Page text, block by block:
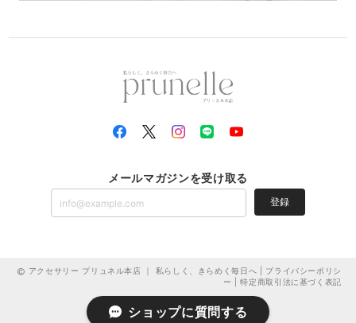
メールマガジンを受け取る
登録
アクセサリー プリュネル本店 ｜ 私らしく、きらめく毎日へ | プライバシーポリシ
ー
|特定商取引法に基づく表記
ショップに質問する